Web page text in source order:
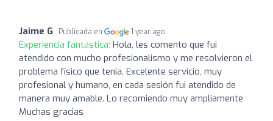
Jaime G Publicada en 1 year ago
Experiencia fantástica: Hola, les comento que fui
atendido con mucho profesionalismo y me resolvieron el
problema físico que tenia. Excelente servicio, muy
profesional y humano, en cada sesión fui atendido de
manera muy amable. Lo recomiendo muy ampliamente
Muchas gracias